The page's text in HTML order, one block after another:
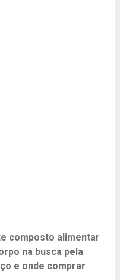
composto alimentar
na busca pela
e onde comprar